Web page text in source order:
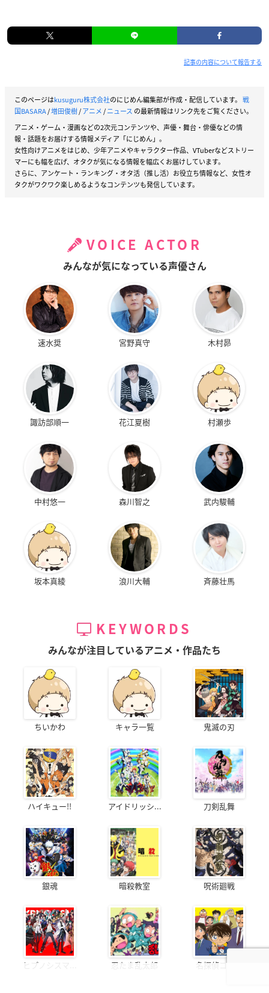
記事の内容について報告する
このページはkusuguru株式会社のにじめん編集部が作成・配信しています。 戦
国BASARA/増田俊樹/アニメ/ニュース の最新情報はリンク先をご覧ください。
アニメ・ゲーム・漫画などの2次元コンテンツや、声優・舞台・俳優などの情
報・話題をお届けする情報メディア「にじめん」。
女性向けアニメをはじめ、少年アニメやキャラクター作品、VTuberなどストリー
マーにも幅を広げ、オタクが気になる情報を幅広くお届けしています。
さらに、アンケート・ランキング・オタ活（推し活）お役立ち情報など、女性オ
タクがワクワク楽しめるようなコンテンツも発信しています。
VOICE ACTOR
みんなが気になっている声優さん
速水奨 宮野真守 木村昴
諏訪部順一 花江夏樹 村瀬歩
中村悠一 森川智之 武内駿輔
坂本真綾 浪川大輔 斉藤壮馬
KEYWORDS
みんなが注目しているアニメ・作品たち
ちいかわ キャラ一覧 鬼滅の刃
ハイキュー!! アイドリッシ... 刀剣乱舞
銀魂 暗殺教室 呪術廻戦
ヒプノシスマ... 忍たま乱太郎 名探偵コナン